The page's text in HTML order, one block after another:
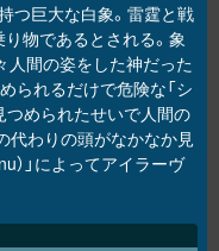
つ巨大な白象。雷霆と戦
り物であるとされる。象
々人間の姿をした神だった
られるだけで危険な「シ
つめられたせいで人間の
代わりの頭がなかなか見
）」によってアイラーヴ